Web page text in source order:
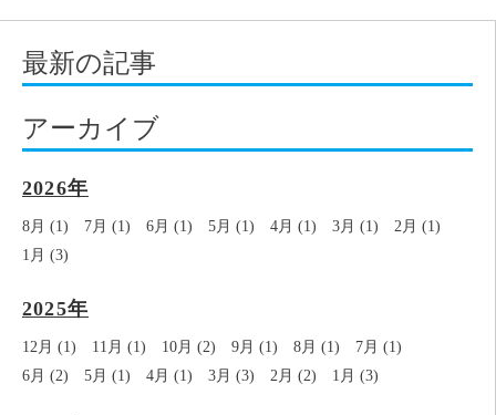
最新の記事
アーカイブ
2026年
8月 (1) 7月 (1) 6月 (1) 5月 (1) 4月 (1) 3月 (1)
2月 (1)
1月 (3)
2025年
12月 (1) 11月 (1) 10月 (2) 9月 (1) 8月 (1)
7月 (1)
6月 (2)
5月 (1) 4月 (1) 3月 (3) 2月 (2) 1月 (3)